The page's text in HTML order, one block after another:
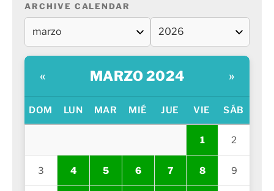
ARCHIVE CALENDAR
« MARZO 2024 »
DOM LUN MAR MIÉ JUE VIE SÁB
1 2
3 4 5 6 7 8 9